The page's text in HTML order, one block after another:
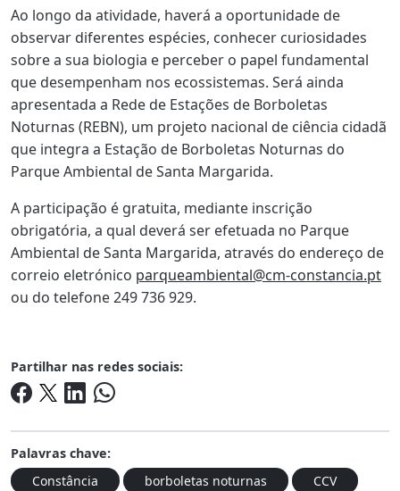
Ao longo da atividade, haverá a oportunidade de
observar diferentes espécies, conhecer curiosidades
sobre a sua biologia e perceber o papel fundamental
que desempenham nos ecossistemas. Será ainda
apresentada a Rede de Estações de Borboletas
Noturnas (REBN), um projeto nacional de ciência cidadã
que integra a Estação de Borboletas Noturnas do
Parque Ambiental de Santa Margarida.
A participação é gratuita, mediante inscrição
obrigatória, a qual deverá ser efetuada no Parque
Ambiental de Santa Margarida, através do endereço de
correio eletrónico parqueambiental@cm-constancia.pt
ou do telefone 249 736 929.
Partilhar nas redes sociais:
Palavras chave:
Constância
borboletas noturnas
CCV